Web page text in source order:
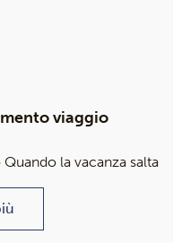
viaggio
la vacanza salta